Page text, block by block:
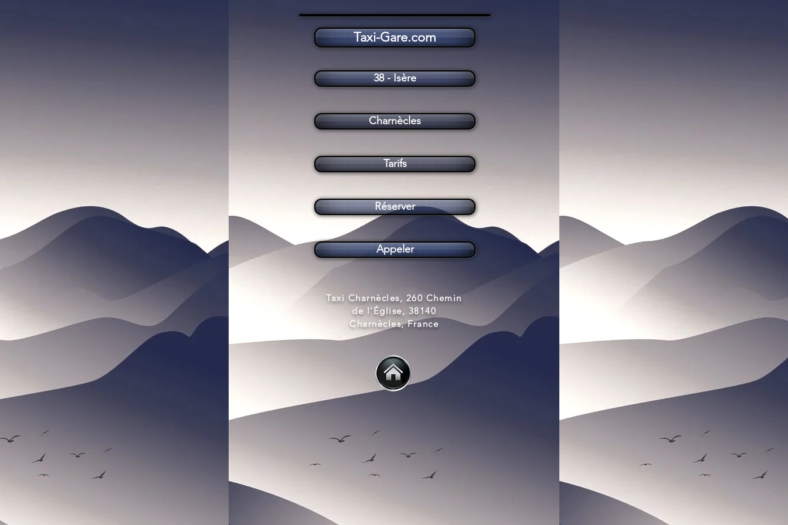
Tarifs
Taxi Charnècles (38140)
Charnècles
Taxi-Gare.com
Réserver
Appeler
38 - Isère
Taxi Charnècles, 260 Chemin
de l'Église, 38140
Charnècles, France